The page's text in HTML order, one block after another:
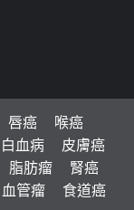
唇癌
喉癌
白血病
皮膚癌
脂肪瘤
腎癌
血管瘤
食道癌